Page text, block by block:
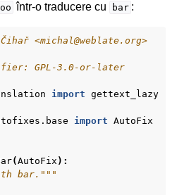
într-o traducere cu bar :
<michal@weblate.org>
GPL-3.0-or-later
import gettext_lazy
import AutoFix
(AutoFix ):
bar."""